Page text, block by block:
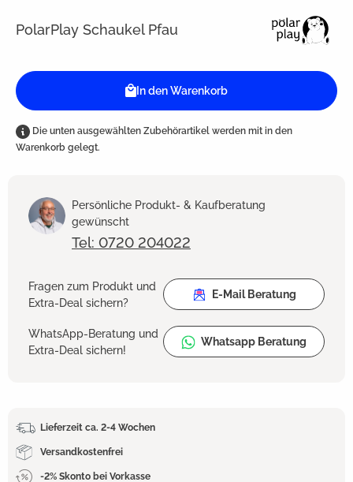
PolarPlay Schaukel Pfau
In den Warenkorb
Die unten ausgewählten Zubehörartikel werden mit in den
Warenkorb gelegt.
Persönliche Produkt- & Kaufberatung
gewünscht
Tel: 0720 204022
Fragen zum Produkt und
Extra-Deal sichern?
E-Mail Beratung
WhatsApp-Beratung und
Extra-Deal sichern!
Whatsapp Beratung
Lieferzeit ca. 2-4 Wochen
Versandkostenfrei
-2% Skonto bei Vorkasse